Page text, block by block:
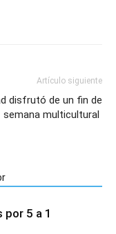
Artículo siguiente
disfrutó de un fin de
semana multicultural
por 5 a 1